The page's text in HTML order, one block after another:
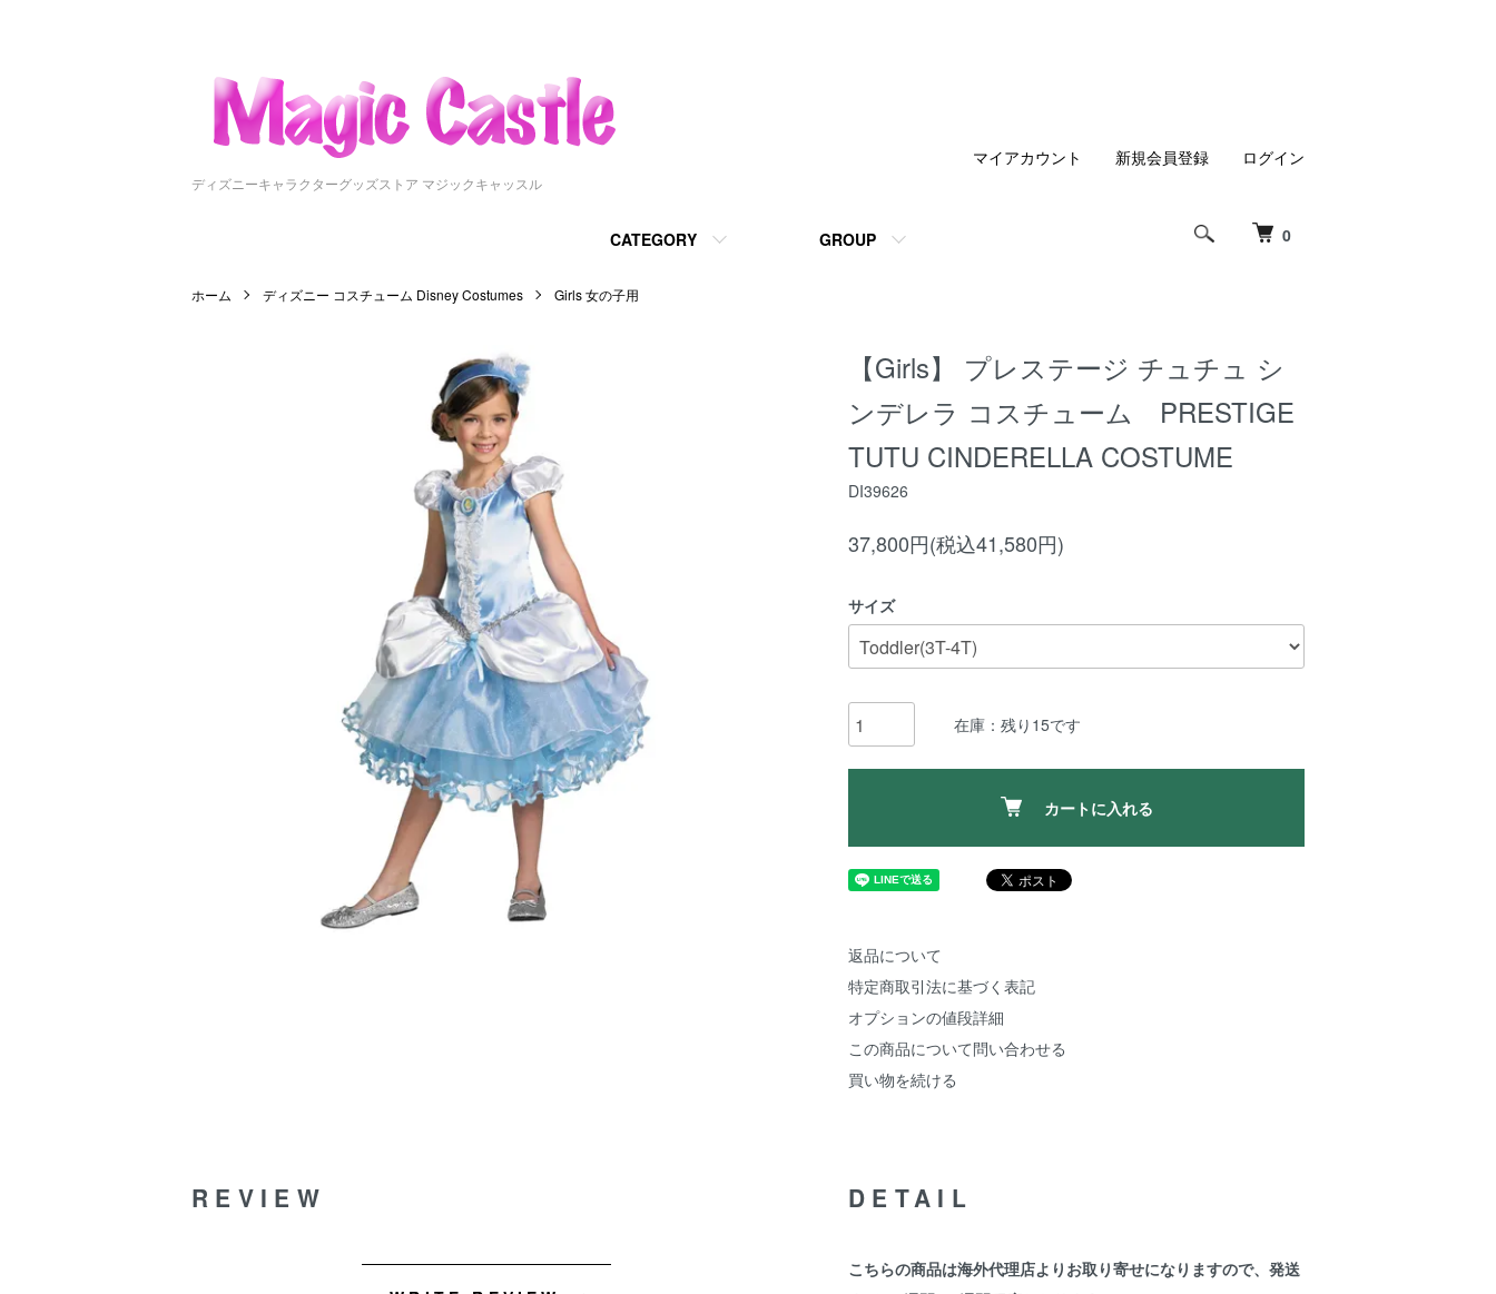
ディズニーキャラクターグッズストア マジックキャッスル
0
CATEGORY GROUP
マイアカウント 新規会員登録 ログイン
ホーム ディズニー コスチューム Disney Costumes Girls 女の子用
【Girls】 プレステージ チュチュ シ
ンデレラ コスチューム PRESTIGE
TUTU CINDERELLA COSTUME
DI39626
37,800円(税込41,580円)
サイズ
在庫：残り15です
カートに入れる
返品について
特定商取引法に基づく表記
オプションの値段詳細
この商品について問い合わせる
買い物を続ける
DETAIL
こちらの商品は海外代理店よりお取り寄せになりますので、発送
REVIEW